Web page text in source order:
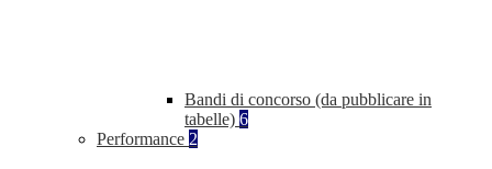
Bandi di concorso (da pubblicare in
tabelle) 6
Performance 2